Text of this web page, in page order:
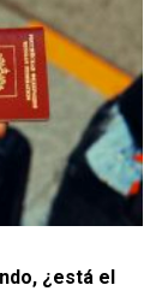
¿está el